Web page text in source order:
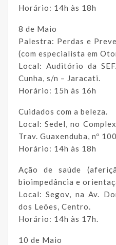
Horário: 14h às 18h
8 de Maio
Palestra: Perdas e
(com especialista em
Local: Auditório da
Cunha, s/n – Jaracati.
Horário: 15h às 16h
Cuidados com a beleza.
Local: Sedel, no
Trav. Guaxenduba, nº
Horário: 14h às 18h
Ação de saúde
bioimpedância e
Local: Segov, na Av.
dos Leões, Centro.
Horário: 14h às 17h.
10 de Maio